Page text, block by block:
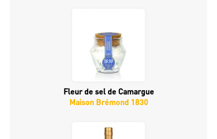
Fleur de sel de Camargue
Maison Brémond 1830